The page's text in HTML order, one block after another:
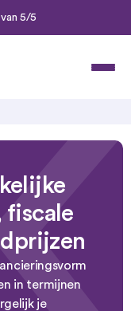
5/5
fiscale
in termijnen
je